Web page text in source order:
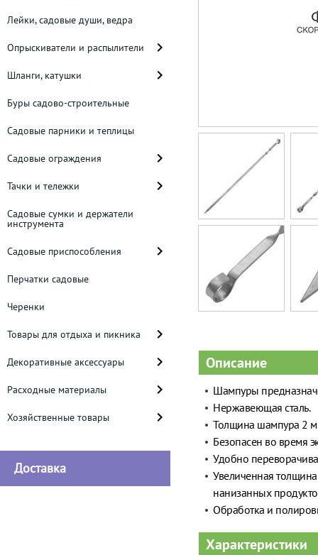
Лейки, садовые души, ведра
Опрыскиватели и распылители
Шланги, катушки
Буры садово-строительные
Садовые парники и теплицы
Садовые ограждения
Тачки и тележки
Садовые сумки и держатели
инструмента
Садовые приспособления
Перчатки садовые
Черенки
Товары для отдыха и пикника
Декоративные аксессуары
Расходные материалы
Хозяйственные товары
Доставка
Описание
Шампуры
Нержавеющая сталь.
Толщина шампура 2
Безопасен во время
Удобно
Увеличенная
нанизанных
Обработка и
Характеристики